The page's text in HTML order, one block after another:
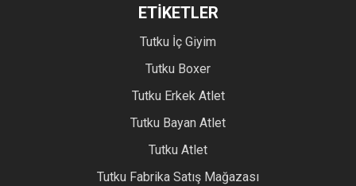
ETİKETLER
Tutku İç Giyim
Tutku Boxer
Tutku Erkek Atlet
Tutku Bayan Atlet
Tutku Atlet
Tutku Fabrika Satış Mağazası